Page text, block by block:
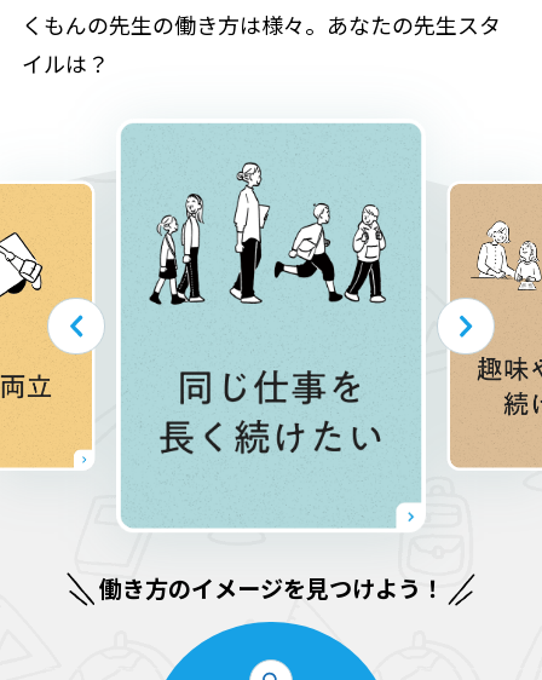
くもんの先生の働き方は様々。あなたの先生スタ
イルは？
働き方のイメージを見つけよう！